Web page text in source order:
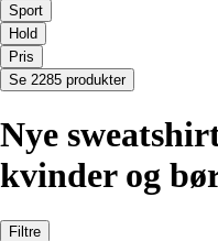
Sport
Hold
Pris
Se 2285 produkter
Nye
kvinder og
Filtre